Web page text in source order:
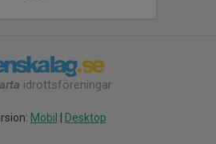
idrottsföreningar
Mobil | Desktop